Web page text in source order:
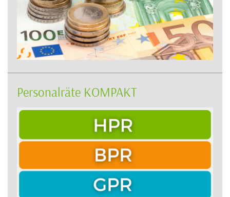
Personalräte KOMPAKT